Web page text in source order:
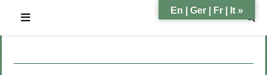
En | Ger | Fr | It »